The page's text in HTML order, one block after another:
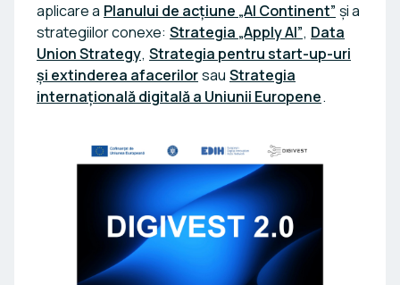
aplicare a Planului de acțiune „AI Continent” și a
strategiilor conexe: Strategia „Apply AI”, Data
Union Strategy, Strategia pentru start-up-uri
și extinderea afacerilorsau Strategia
internațională digitală a Uniunii Europene.